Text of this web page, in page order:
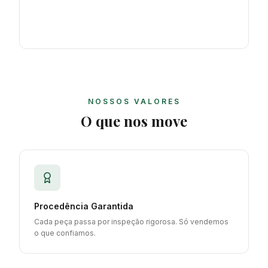
NOSSOS VALORES
O que nos move
Procedência Garantida
Cada peça passa por inspeção rigorosa. Só vendemos
o que confiamos.